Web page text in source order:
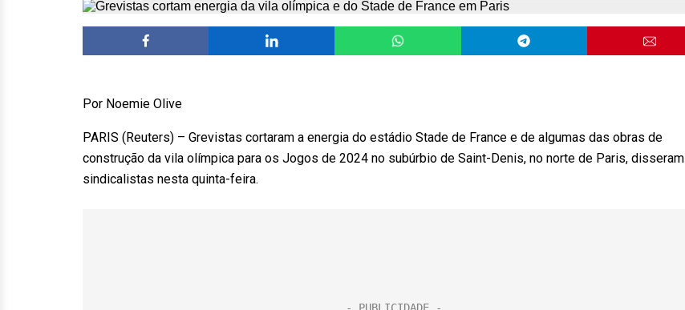
Por Noemie Olive
PARIS (Reuters) – Grevistas cortaram a energia do estádio Stade de France e de algumas das obras de
construção da vila olímpica para os Jogos de 2024 no subúrbio de Saint-Denis, no norte de Paris, disseram
sindicalistas nesta quinta-feira.